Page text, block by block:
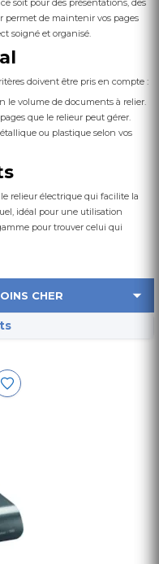
soit pour des présentations, des
permet de maintenir vos pages
soigné et organisé.
doivent être pris en compte :
le volume de documents à relier.
que le relieur peut gérer.
ou plastique selon vos
relieur électrique qui facilite la
idéal pour une utilisation
pour trouver celui qui